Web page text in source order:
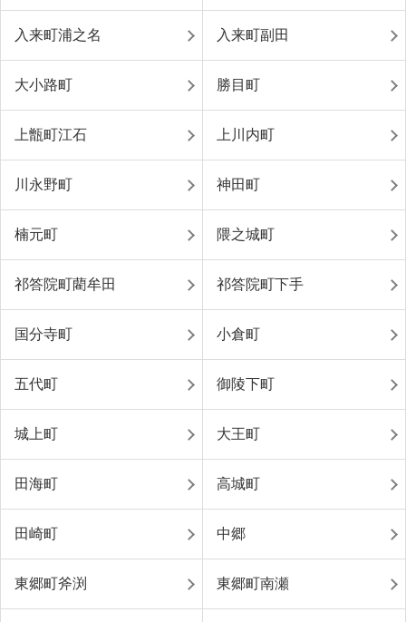
入来町浦之名 入来町副田
大小路町 勝目町
上甑町江石 上川内町
川永野町 神田町
楠元町 隈之城町
祁答院町藺牟田 祁答院町下手
国分寺町 小倉町
五代町 御陵下町
城上町 大王町
田海町 高城町
田崎町 中郷
東郷町斧渕 東郷町南瀬